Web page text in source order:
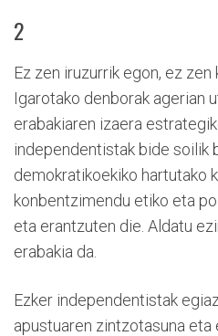
2
Ez zen iruzurrik egon, ez zen
Igarotako denborak agerian
erabakiaren izaera
independentistak bide soilik
demokratikoekiko hartutako
konbentzimendu etiko eta
eta erantzuten die. Aldatu
erabakia da.
Ezker independentistak
apustuaren zintzotasuna eta